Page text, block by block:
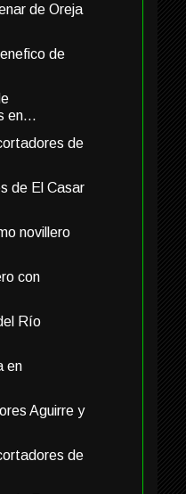
de Oreja
de
en...
de
de El Casar
novillero
con
Río
en
Aguirre y
de